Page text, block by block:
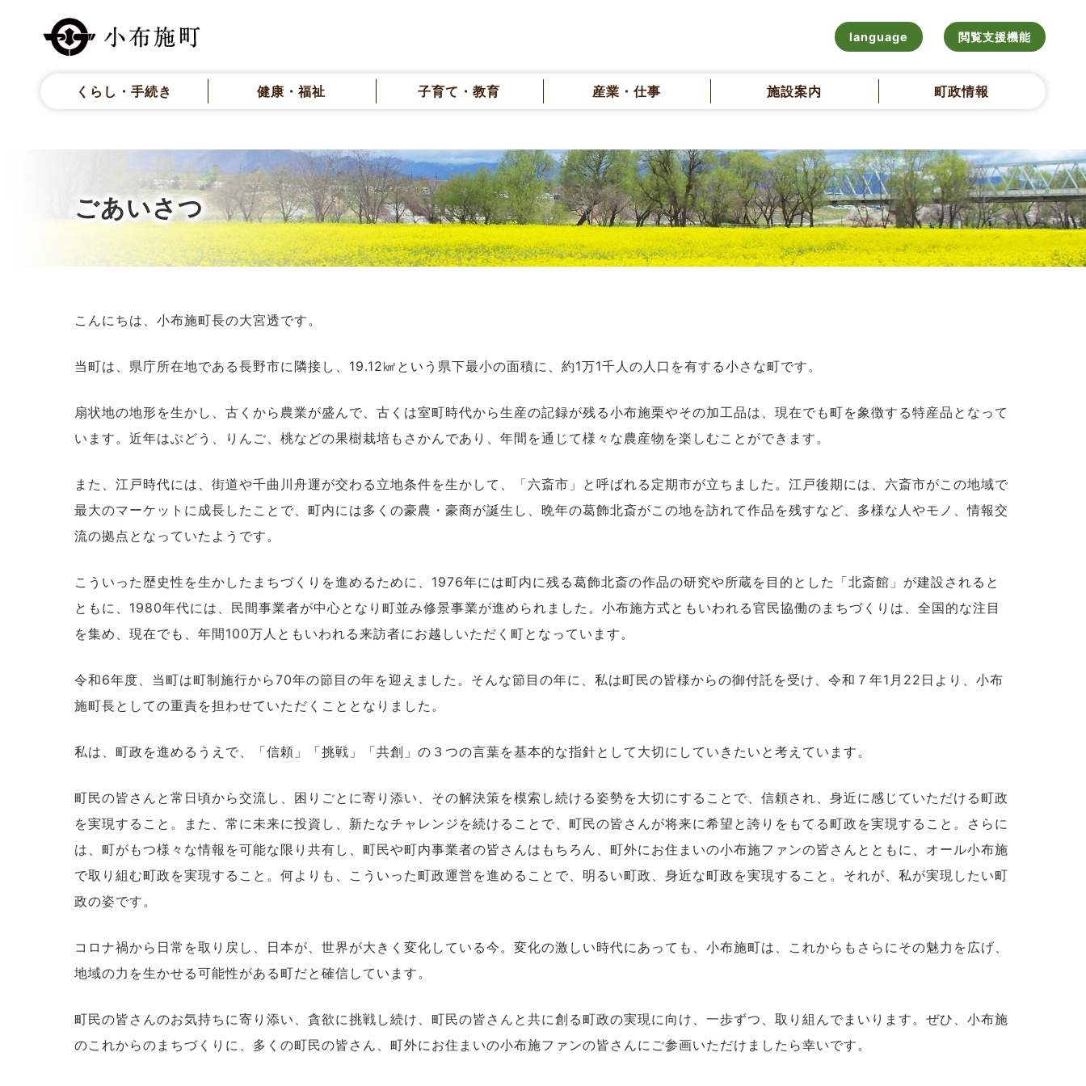
language 閲覧支援機能
くらし・手続き 健康・福祉 子育て・教育 産業・仕事 施設案内 町政情報
ごあいさつ
こんにちは、小布施町長の大宮透です。
当町は、県庁所在地である長野市に隣接し、19.12㎢という県下最小の面積に、約1万1千人の人口を有する小さな町です。
扇状地の地形を生かし、古くから農業が盛んで、古くは室町時代から生産の記録が残る小布施栗やその加工品は、現在でも町を象徴する特産品となって
います。近年はぶどう、りんご、桃などの果樹栽培もさかんであり、年間を通じて様々な農産物を楽しむことができます。
また、江戸時代には、街道や千曲川舟運が交わる立地条件を生かして、「六斎市」と呼ばれる定期市が立ちました。江戸後期には、六斎市がこの地域で
最大のマーケットに成長したことで、町内には多くの豪農・豪商が誕生し、晩年の葛飾北斎がこの地を訪れて作品を残すなど、多様な人やモノ、情報交
流の拠点となっていたようです。
こういった歴史性を生かしたまちづくりを進めるために、1976年には町内に残る葛飾北斎の作品の研究や所蔵を目的とした「北斎館」が建設されると
ともに、1980年代には、民間事業者が中心となり町並み修景事業が進められました。小布施方式ともいわれる官民協働のまちづくりは、全国的な注目
を集め、現在でも、年間100万人ともいわれる来訪者にお越しいただく町となっています。
令和6年度、当町は町制施行から70年の節目の年を迎えました。そんな節目の年に、私は町民の皆様からの御付託を受け、令和７年1月22日より、小布
施町長としての重責を担わせていただくこととなりました。
私は、町政を進めるうえで、「信頼」「挑戦」「共創」の３つの言葉を基本的な指針として大切にしていきたいと考えています。
町民の皆さんと常日頃から交流し、困りごとに寄り添い、その解決策を模索し続ける姿勢を大切にすることで、信頼され、身近に感じていただける町政
を実現すること。また、常に未来に投資し、新たなチャレンジを続けることで、町民の皆さんが将来に希望と誇りをもてる町政を実現すること。さらに
は、町がもつ様々な情報を可能な限り共有し、町民や町内事業者の皆さんはもちろん、町外にお住まいの小布施ファンの皆さんとともに、オール小布施
で取り組む町政を実現すること。何よりも、こういった町政運営を進めることで、明るい町政、身近な町政を実現すること。それが、私が実現したい町
政の姿です。
コロナ禍から日常を取り戻し、日本が、世界が大きく変化している今。変化の激しい時代にあっても、小布施町は、これからもさらにその魅力を広げ、
地域の力を生かせる可能性がある町だと確信しています。
町民の皆さんのお気持ちに寄り添い、貪欲に挑戦し続け、町民の皆さんと共に創る町政の実現に向け、一歩ずつ、取り組んでまいります。ぜひ、小布施
のこれからのまちづくりに、多くの町民の皆さん、町外にお住まいの小布施ファンの皆さんにご参画いただけましたら幸いです。